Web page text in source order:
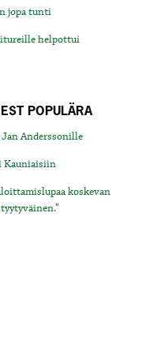
jopa tunti
helpottui
POPULÄRA
Anderssonille
Kauniaisiin
koskevan